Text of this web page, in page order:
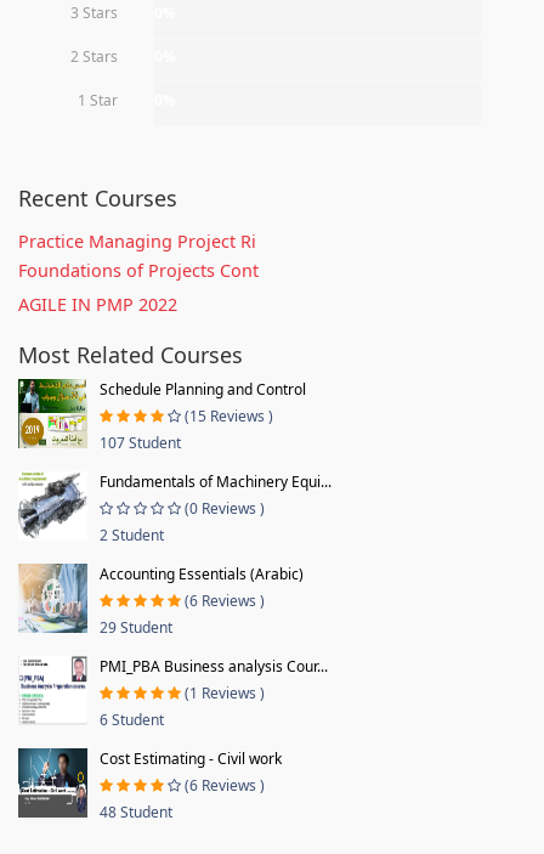
3 Stars
2 Stars
1 Star
Recent Courses
Practice Managing Project Ri
Foundations of Projects Cont
AGILE IN PMP 2022
Most Related Courses
Schedule Planning and Control
(15 Reviews )
107 Student
Fundamentals of Machinery Equi...
(0 Reviews )
2 Student
Accounting Essentials (Arabic)
(6 Reviews )
29 Student
PMI_PBA Business analysis Cour...
(1 Reviews )
6 Student
Cost Estimating - Civil work
(6 Reviews )
48 Student